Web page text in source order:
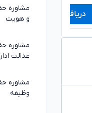
دریافت مشاوره
مشاوره
و هویت
مشاوره
عدالت
مشاوره
وظیفه